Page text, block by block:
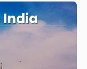
India